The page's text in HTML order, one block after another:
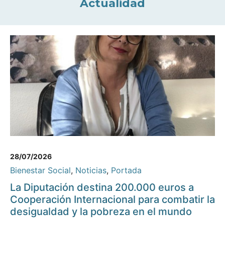
Actualidad
28/07/2026
Bienestar Social, Noticias, Portada
La Diputación destina 200.000 euros a
Cooperación Internacional para combatir la
desigualdad y la pobreza en el mundo